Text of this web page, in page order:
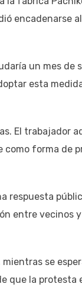
encadenarse
un mes de
esta
El trabajador
forma de
respuesta
entre vecinos
se
que la protesta